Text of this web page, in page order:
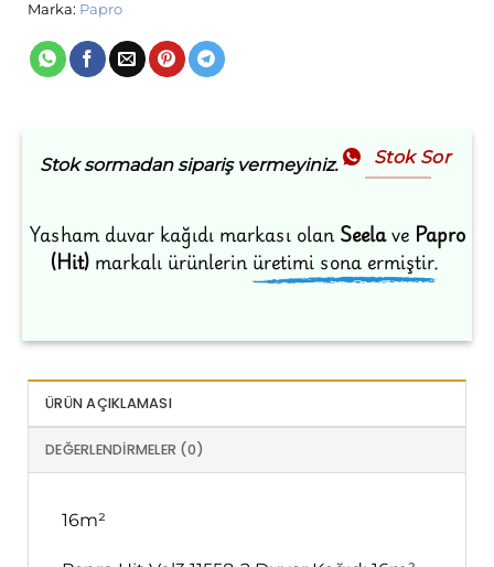
Marka: Papro
Stok sormadan sipariş vermeyiniz. Stok Sor
Yasham duvar kağıdı markası olanSeelave Papro
(Hit)markalı ürünlerinüretimi sona ermiştir.
ÜRÜN AÇIKLAMASI
DEĞERLENDIRMELER (0)
16m²